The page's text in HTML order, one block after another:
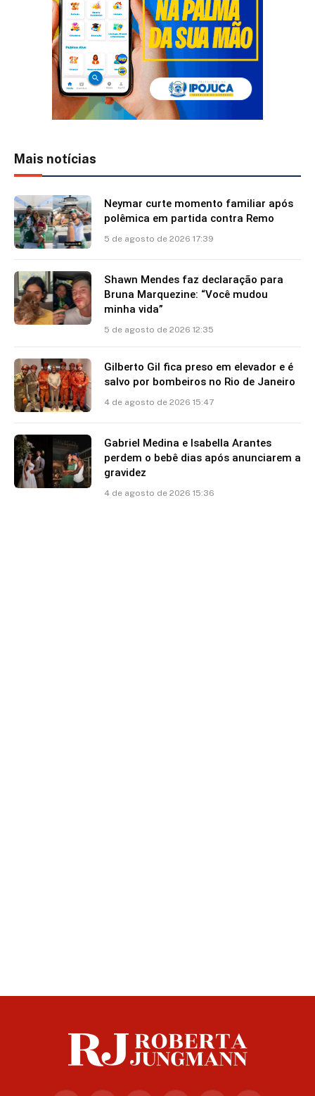
Mais notícias
Neymar curte momento familiar após
polêmica em partida contra Remo
5 de agosto de 2026 17:39
Shawn Mendes faz declaração para
Bruna Marquezine: “Você mudou
minha vida”
5 de agosto de 2026 12:35
Gilberto Gil fica preso em elevador e é
salvo por bombeiros no Rio de Janeiro
4 de agosto de 2026 15:47
Gabriel Medina e Isabella Arantes
perdem o bebê dias após anunciarem a
gravidez
4 de agosto de 2026 15:36